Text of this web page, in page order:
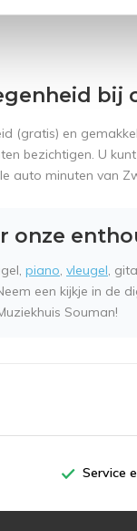
bij
(gratis) en
bezichtigen. U
auto minuten van
onze
piano, vleugel,
een kijkje in de
Souman!
Service